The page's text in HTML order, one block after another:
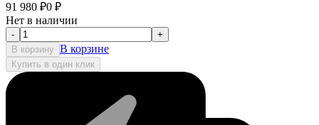
91 980 ₽0 ₽
Нет в наличии
-
+
В корзину В корзине
Купить в один клик